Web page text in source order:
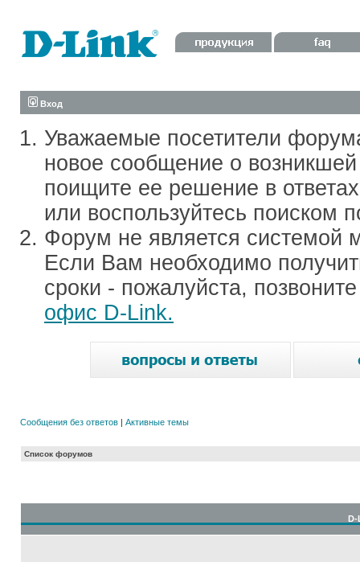
Вход
Уважаемые посетители
новое сообщение о
поищите ее решение в
или воспользуйтесь поиском
Форум не является системой
Если Вам необходимо
сроки - пожалуйста,
офис D-Link.
Сообщения без ответов | Активные темы
Список форумов
D-